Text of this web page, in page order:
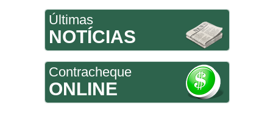
Últimas
NOTÍCIAS
Contracheque
ONLINE